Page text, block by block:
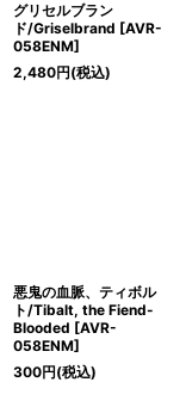
グリセルブラン
ド/Griselbrand [AVR-
058ENM]
2,480円(税込)
悪鬼の血脈、ティボル
ト/Tibalt, the Fiend-
Blooded [AVR-
058ENM]
300円(税込)